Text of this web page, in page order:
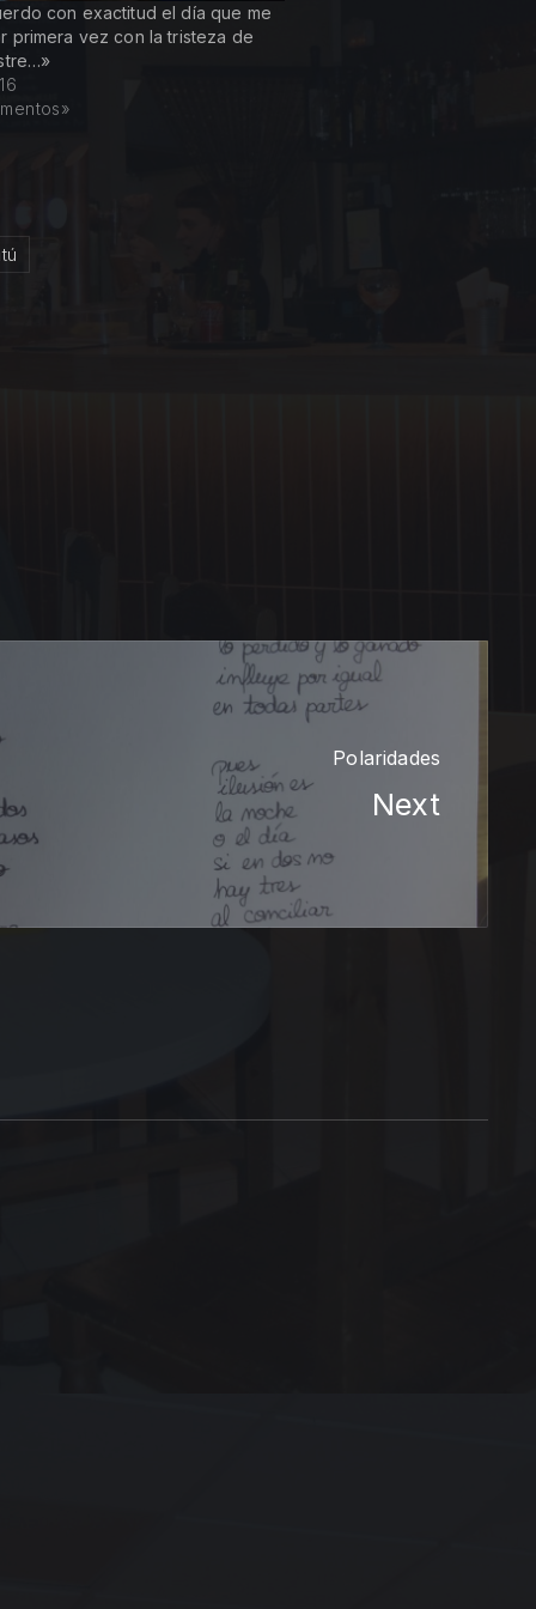
con exactitud el día que me
primera vez con la tristeza de
Polaridades
Next